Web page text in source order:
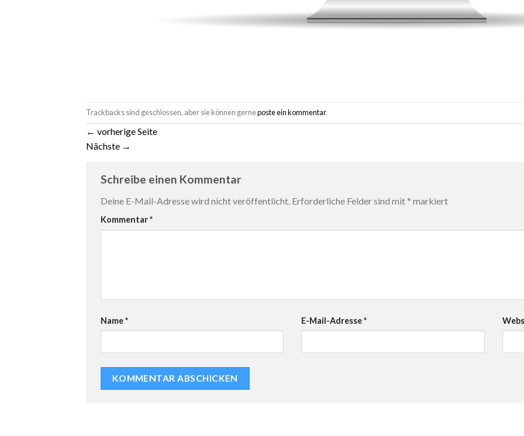
Trackbacks sind geschlossen, aber sie können gerneposte ein kommentar.
← vorherige Seite
Nächste →
Schreibe einen Kommentar
Deine E-Mail-Adresse wird nicht veröffentlicht. Erforderliche Felder sind mit * markiert
Kommentar*
Name* E-Mail-Adresse*